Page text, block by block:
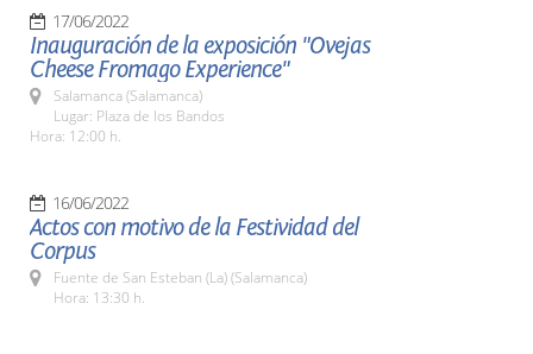
17/06/2022
Inauguración de la exposición "Ovejas
Cheese Fromago Experience"
Salamanca (Salamanca)
Lugar: Plaza de los Bandos
Hora: 12:00 h.
16/06/2022
Actos con motivo de la Festividad del
Corpus
Fuente de San Esteban (La) (Salamanca)
Hora: 13:30 h.